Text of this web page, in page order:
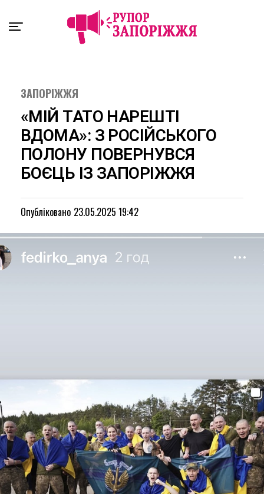
ЗАПОРІЖЖЯ
«МІЙ ТАТО НАРЕШТІ
ВДОМА»: З РОСІЙСЬКОГО
ПОЛОНУ ПОВЕРНУВСЯ
БОЄЦЬ ІЗ ЗАПОРІЖЖЯ
Опубліковано 23.05.2025 19:42
Exit mobile version